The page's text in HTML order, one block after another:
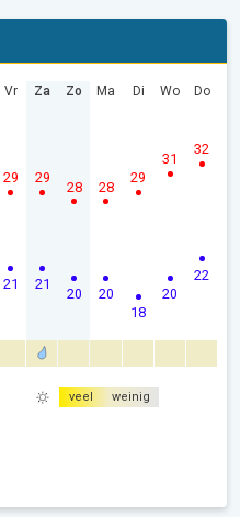
Vr
21
29
Za
21
29
Zo
20
28
Ma
20
28
Di
18
29
Wo
20
31
Do
22
32
veel weinig